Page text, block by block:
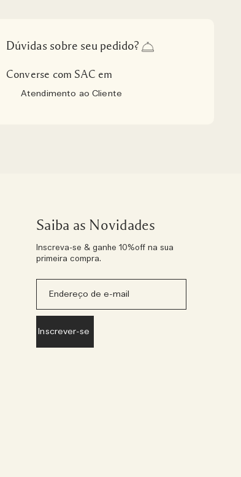
Dúvidas sobre seu pedido?
Converse com SAC em
Atendimento ao Cliente
Saiba as Novidades
Inscreva-se & ganhe 10%off na sua
primeira compra.